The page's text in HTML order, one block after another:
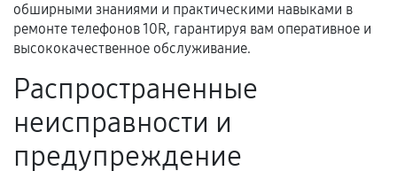
гарантии
Гарантийный талон.
Акт выполненных работ с датой, перечнем
Документы на установленные комплектующие
и кассовый чек.
обширными знаниями и практическими навыками в
ремонте телефонов 10R, гарантируя вам оперативное и
высококачественное обслуживание.
Распространенные
неисправности и
предупреждение